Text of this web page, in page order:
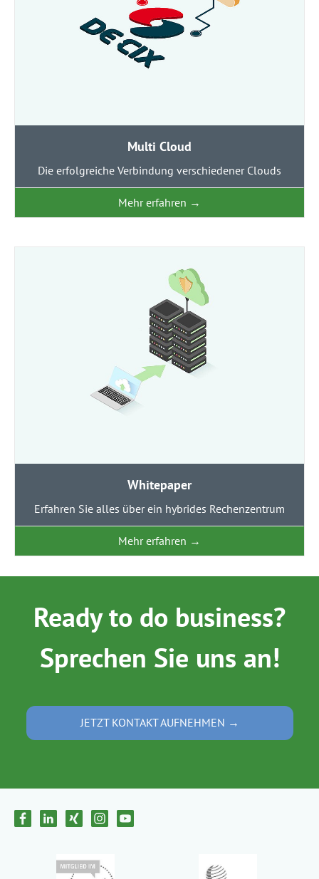
Multi Cloud
Die erfolgreiche Verbindung verschiedener Clouds
Mehr erfahren →
Whitepaper
Erfahren Sie alles über ein hybrides Rechenzentrum
Mehr erfahren →
Ready to do business?
Sprechen Sie uns an!
JETZT KONTAKT AUFNEHMEN →